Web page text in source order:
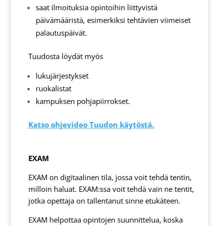
saat ilmoituksia opintoihin liittyvistä
päivämääristä, esimerkiksi tehtävien viimeiset
palautuspäivät.
Tuudosta löydät myös
lukujärjestykset
ruokalistat
kampuksen pohjapiirrokset.
Katso ohjevideo Tuudon käytöstä.
EXAM
EXAM on digitaalinen tila, jossa voit tehdä tentin,
milloin haluat. EXAM:ssa voit tehdä vain ne tentit,
jotka opettaja on tallentanut sinne etukäteen.
EXAM helpottaa opintojen suunnittelua, koska